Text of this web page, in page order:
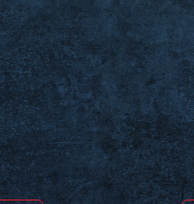
Générales de Vente (CGV)